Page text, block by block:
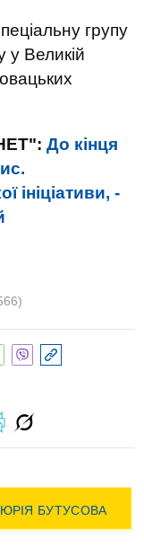
групу
у Великій
До кінця
ініціативи, -